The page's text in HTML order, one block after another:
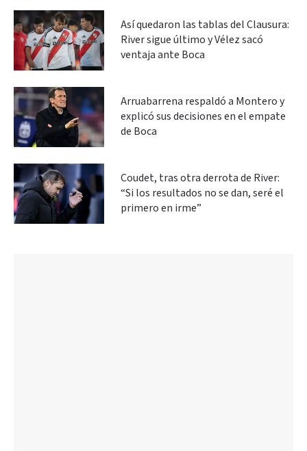
Así quedaron las tablas del Clausura:
River sigue último y Vélez sacó
ventaja ante Boca
Arruabarrena respaldó a Montero y
explicó sus decisiones en el empate
de Boca
Coudet, tras otra derrota de River:
“Si los resultados no se dan, seré el
primero en irme”